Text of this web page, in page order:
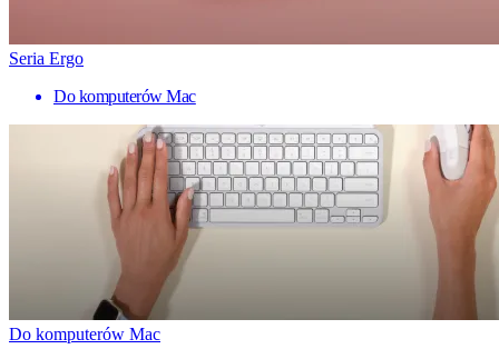
Seria Ergo
Do komputerów Mac
Do komputerów Mac